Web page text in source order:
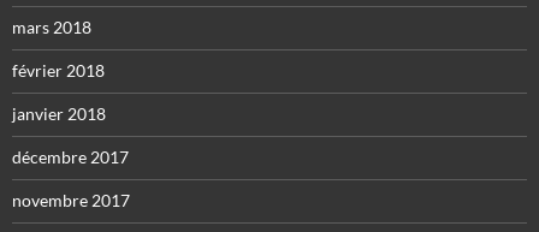
mars 2018
février 2018
janvier 2018
décembre 2017
novembre 2017